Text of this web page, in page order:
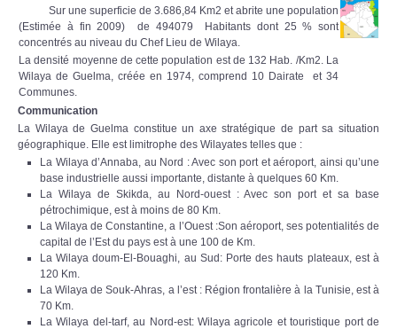
Sur une superficie de 3.686,84 Km2 et abrite une population
(Estimée à fin 2009) de 494079 Habitants dont 25 % sont
concentrés au niveau du Chef Lieu de Wilaya.
La densité moyenne de cette population est de 132 Hab. /Km2. La
Wilaya de Guelma, créée en 1974, comprend 10 Dairate et 34
Communes.
Communication
La Wilaya de Guelma constitue un axe stratégique de part sa situation
géographique. Elle est limitrophe des Wilayates telles que :
La Wilaya d’Annaba, au Nord : Avec son port et aéroport, ainsi qu’une
base industrielle aussi importante, distante à quelques 60 Km.
La Wilaya de Skikda, au Nord-ouest : Avec son port et sa base
pétrochimique, est à moins de 80 Km.
La Wilaya de Constantine, a l’Ouest :Son aéroport, ses potentialités de
capital de l’Est du pays est à une 100 de Km.
La Wilaya doum-El-Bouaghi, au Sud: Porte des hauts plateaux, est à
120 Km.
La Wilaya de Souk-Ahras, a l’est : Région frontalière à la Tunisie, est à
70 Km.
La Wilaya del-tarf, au Nord-est: Wilaya agricole et touristique port de